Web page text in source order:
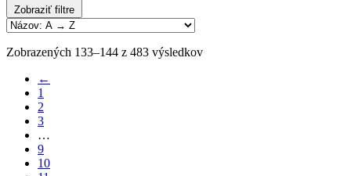
Zobraziť filtre
Zobrazených 133–144 z 483 výsledkov
←
1
2
3
…
9
10